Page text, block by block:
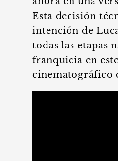
Esta decisión
intención de
todas las etapas
franquicia en
cinematográfico